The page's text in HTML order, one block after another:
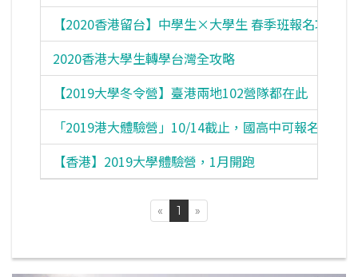
【2020香港留台】中學生×大學生 春季班報名攻略
2020香港大學生轉學台灣全攻略
【2019大學冬令營】臺港兩地102營隊都在此
「2019港大體驗營」10/14截止，國高中可報名
【香港】2019大學體驗營，1月開跑
« 1 »